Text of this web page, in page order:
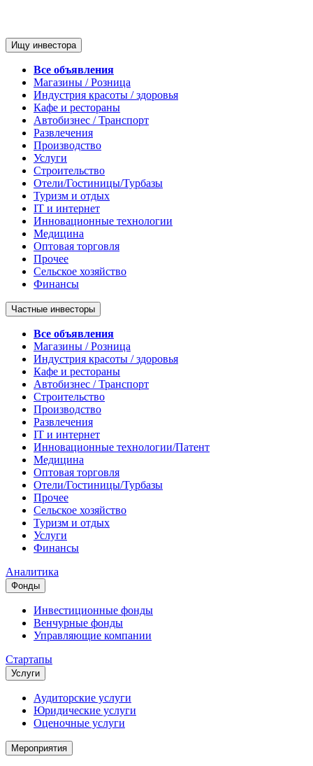
Ищу инвестора
Все объявления
Магазины / Розница
Индустрия красоты / здоровья
Кафе и рестораны
Автобизнес / Транспорт
Развлечения
Производство
Услуги
Строительство
Отели/Гостиницы/Турбазы
Туризм и отдых
IT и интернет
Инновационные технологии
Медицина
Оптовая торговля
Прочее
Сельское хозяйство
Финансы
Частные инвесторы
Все объявления
Магазины / Розница
Индустрия красоты / здоровья
Кафе и рестораны
Автобизнес / Транспорт
Строительство
Производство
Развлечения
IT и интернет
Инновационные технологии/Патент
Медицина
Оптовая торговля
Отели/Гостиницы/Турбазы
Прочее
Сельское хозяйство
Туризм и отдых
Услуги
Финансы
Аналитика
Фонды
Инвестиционные фонды
Венчурные фонды
Управляющие компании
Стартапы
Услуги
Аудиторские услуги
Юридические услуги
Оценочные услуги
Мероприятия